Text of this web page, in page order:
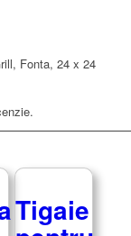
Fonta, 24 x 24
Tigaie